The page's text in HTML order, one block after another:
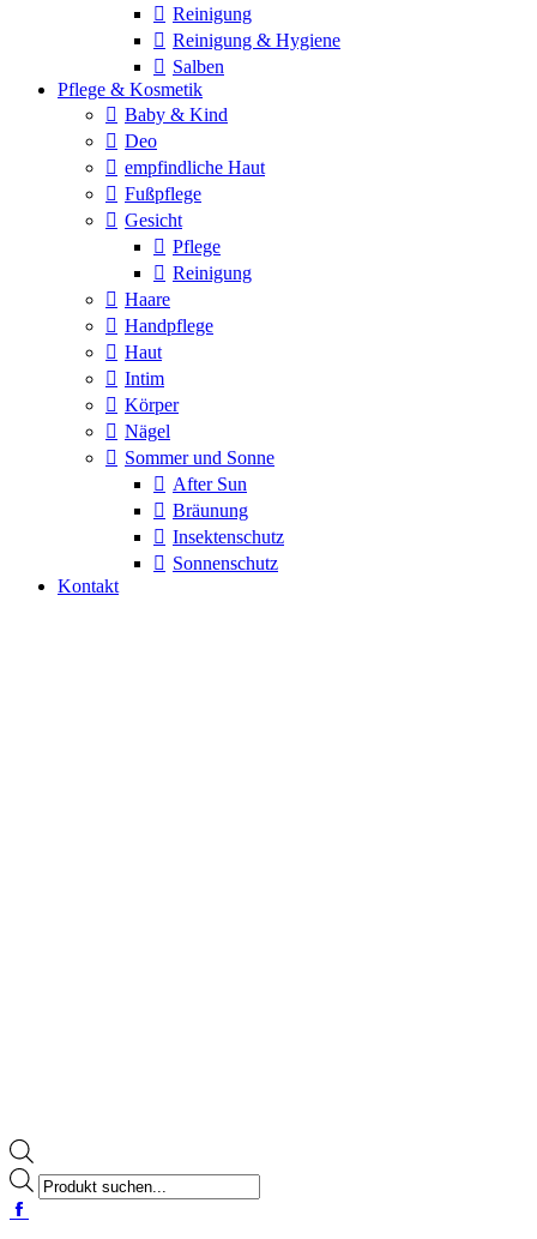
Reinigung
Reinigung & Hygiene
Salben
Pflege & Kosmetik
Baby & Kind
Deo
empfindliche Haut
Fußpflege
Gesicht
Pflege
Reinigung
Haare
Handpflege
Haut
Intim
Körper
Nägel
Sommer und Sonne
After Sun
Bräunung
Insektenschutz
Sonnenschutz
Kontakt
Products
search